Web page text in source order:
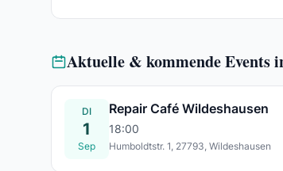
Aktuelle & kommende Events
DI
1
Sep
Repair Café Wildeshausen
18:00
Humboldtstr. 1, 27793, Wildeshausen